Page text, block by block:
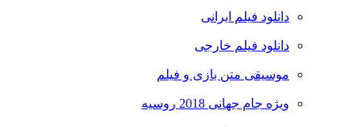
دانلود فیلم ایرانی
دانلود فیلم خارجی
موسیقی متن بازی و فیلم
ویژه جام جهانی 2018 روسیه